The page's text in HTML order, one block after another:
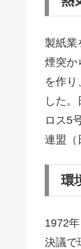
製紙業
煙突か
を作
した
ロス5
連盟（
環
1972
決議で